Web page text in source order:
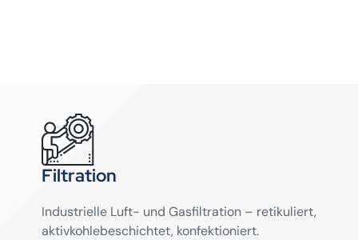
Filtration
Industrielle Luft- und Gasfiltration – retikuliert,
aktivkohlebeschichtet, konfektioniert.